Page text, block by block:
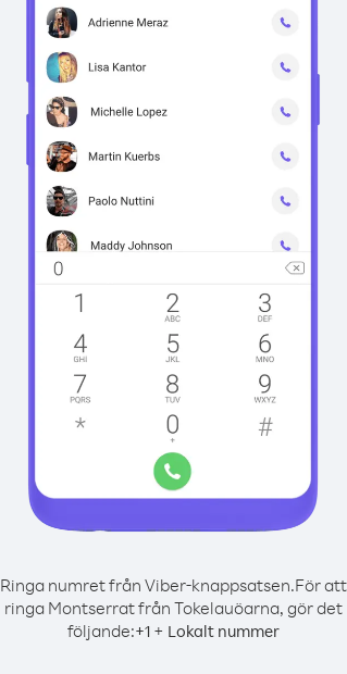
Ringa numret från Viber-knappsatsen.För att
ringa Montserrat från Tokelauöarna, gör det
följande:+1+ Lokalt nummer